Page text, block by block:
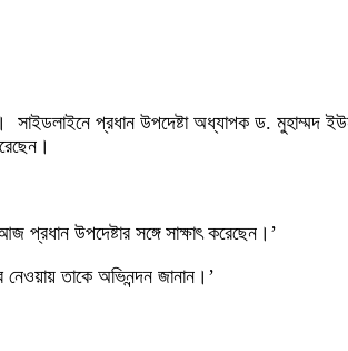
সাইডলাইনে প্রধান উপদেষ্টা অধ্যাপক ড. মুহাম্মদ
প্রধান উপদেষ্টার সঙ্গে সাক্ষাৎ করেছেন।’
নেওয়ায় তাকে অভিনন্দন জানান।’